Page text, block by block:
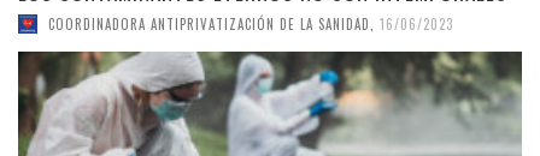
COORDINADORA ANTIPRIVATIZACIÓN DE LA SANIDAD 16/06/2023